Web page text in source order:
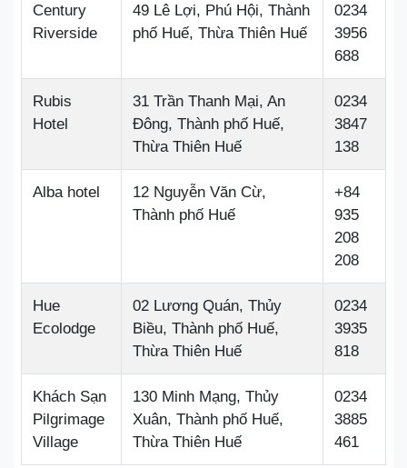
Century
Riverside
49 Lê Lợi, Phú Hội, Thành
phố Huế, Thừa Thiên Huế
0234
3956
688
Rubis
Hotel
31 Trần Thanh Mại, An
Đông, Thành phố Huế,
Thừa Thiên Huế
0234
3847
138
Alba hotel
12 Nguyễn Văn Cừ,
Thành phố Huế
+84
935
208
208
Hue
Ecolodge
02 Lương Quán, Thủy
Biều, Thành phố Huế,
Thừa Thiên Huế
0234
3935
818
Khách Sạn
Pilgrimage
Village
130 Minh Mạng, Thủy
Xuân, Thành phố Huế,
Thừa Thiên Huế
0234
3885
461